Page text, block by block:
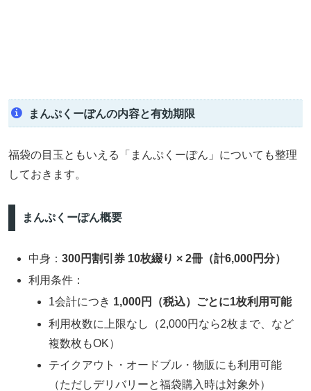
まんぷくーぽんの内容と有効期限
福袋の目玉ともいえる「まんぷくーぽん」についても整理
しておきます。
まんぷくーぽん概要
中身：300円割引券 10枚綴り × 2冊（計6,000円分）
利用条件：
1会計につき 1,000円（税込）ごとに1枚利用可能
利用枚数に上限なし（2,000円なら2枚まで、など
複数枚もOK）
テイクアウト・オードブル・物販にも利用可能
（ただしデリバリーと福袋購入時は対象外）